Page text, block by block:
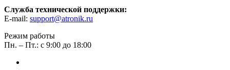
Служба технической поддержки:
E-mail: support@atronik.ru
Режим работы
Пн. – Пт.: с 9:00 до 18:00